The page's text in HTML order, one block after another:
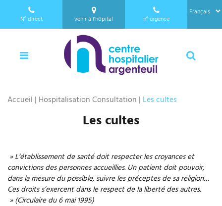
l
N°direct
01 34 23 24 25
venir à l’hôpital n°urgence
Menu
Accueil | Hospitalisation Consultation | Les cultes
Les cultes
» L’établissement de santé doit respecter les croyances et
convictions des personnes accueillies. Un patient doit pouvoir,
dans la mesure du possible, suivre les préceptes de sa religion…
Ces droits s’exercent dans le respect de la liberté des autres.
»(Circulaire du 6 mai 1995)
Panneau de gestion des cookies